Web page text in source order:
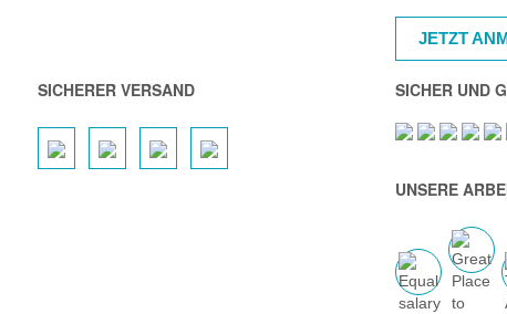
JETZT
SICHERER VERSAND SICHER UND
UNSERE